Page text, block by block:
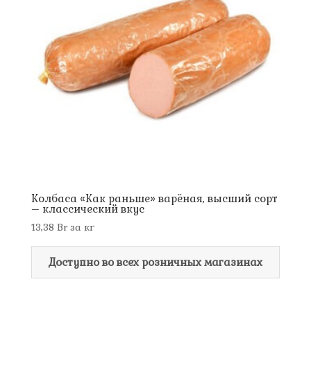
Колбаса «Как раньше» варёная, высший сорт
– классический вкус
13,38 Brза кг
Доступно во всех розничных магазинах